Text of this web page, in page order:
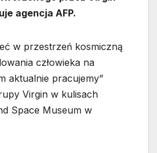
agencja AFP.
w przestrzeń kosmiczną
człowieka na
aktualnie pracujemy”
Virgin w kulisach
Space Museum w